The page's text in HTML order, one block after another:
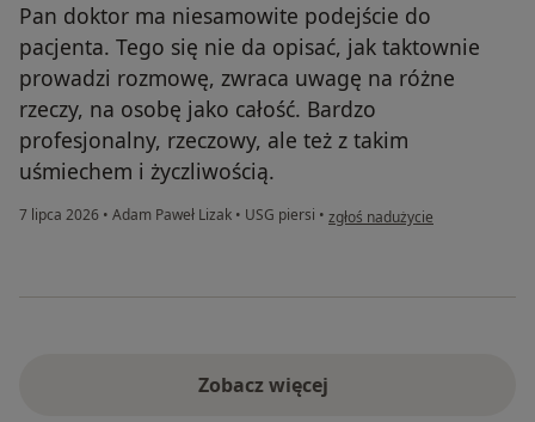
Pan doktor ma niesamowite podejście do
pacjenta. Tego się nie da opisać, jak taktownie
prowadzi rozmowę, zwraca uwagę na różne
rzeczy, na osobę jako całość. Bardzo
profesjonalny, rzeczowy, ale też z takim
uśmiechem i życzliwością.
7 lipca 2026 • Adam Paweł Lizak • USG piersi • w opinii użytkownika Magda
zgłoś nadużycie
Zobacz więcej